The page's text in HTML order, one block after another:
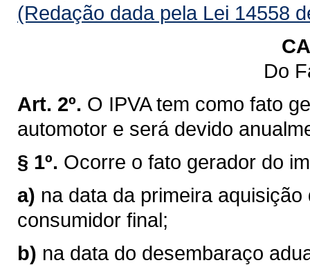
(Redação dada pela Lei 14558
Do
Art. 2º. O IPVA tem como fato
automotor e será devido
§ 1º. Ocorre o fato gerador do
a) na data da primeira
consumidor final;
b) na data do desembaraço